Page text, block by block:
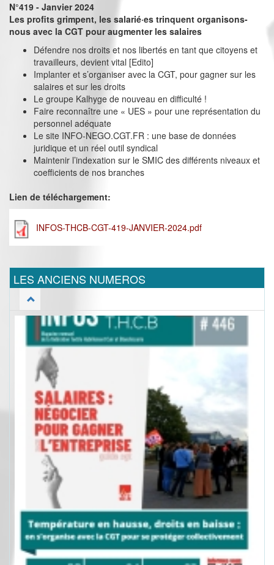
N°419 - Janvier 2024
Les profits grimpent, les salarié·es trinquent organisons-
nous avec la CGT pour augmenter les salaires
Défendre nos droits et nos libertés en tant que citoyens et
travailleurs, devient vital [Edito]
Implanter et s’organiser avec la CGT, pour gagner sur les
salaires et sur les droits
Le groupe Kalhyge de nouveau en difficulté !
Faire reconnaître une « UES » pour une représentation du
personnel adéquate
Le site INFO-NEGO.CGT.FR : une base de données
juridique et un réel outil syndical
Maintenir l’indexation sur le SMIC des différents niveaux et
coefficients de nos branches
Lien de téléchargement:
INFOS-THCB-CGT-419-JANVIER-2024.pdf
LES ANCIENS NUMEROS